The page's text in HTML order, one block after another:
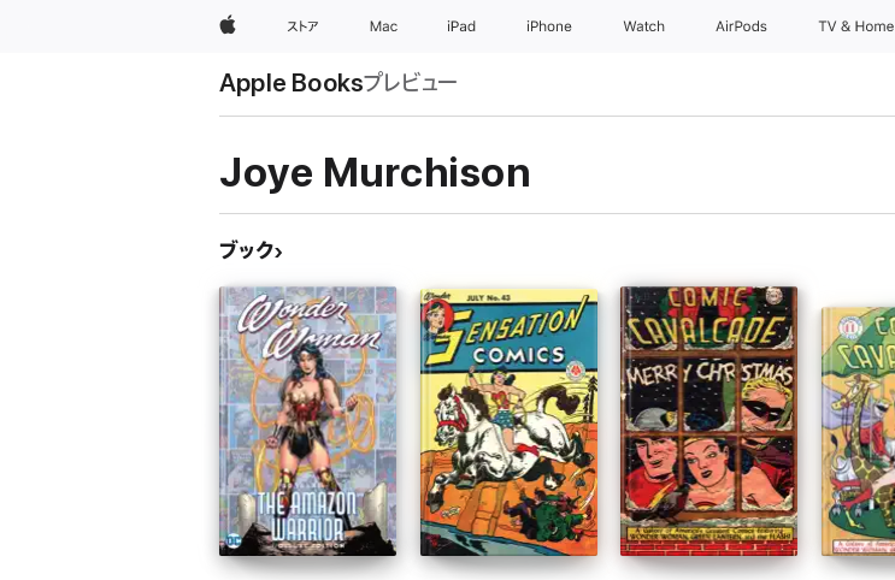
Appleストア Mac iPad iPhone Watch AirPods TV & Home
Apple Booksプレビュー
Joye Murchison
ブック